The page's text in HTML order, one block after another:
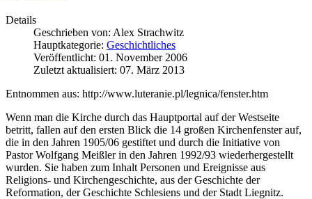
Details
Geschrieben von: Alex Strachwitz
Hauptkategorie: Geschichtliches
Veröffentlicht: 01. November 2006
Zuletzt aktualisiert: 07. März 2013
Entnommen aus: http://www.luteranie.pl/legnica/fenster.htm
Wenn man die Kirche durch das Hauptportal auf der Westseite
betritt, fallen auf den ersten Blick die 14 großen Kirchenfenster auf,
die in den Jahren 1905/06 gestiftet und durch die Initiative von
Pastor Wolfgang Meißler in den Jahren 1992/93 wiederhergestellt
wurden. Sie haben zum Inhalt Personen und Ereignisse aus
Religions- und Kirchengeschichte, aus der Geschichte der
Reformation, der Geschichte Schlesiens und der Stadt Liegnitz.